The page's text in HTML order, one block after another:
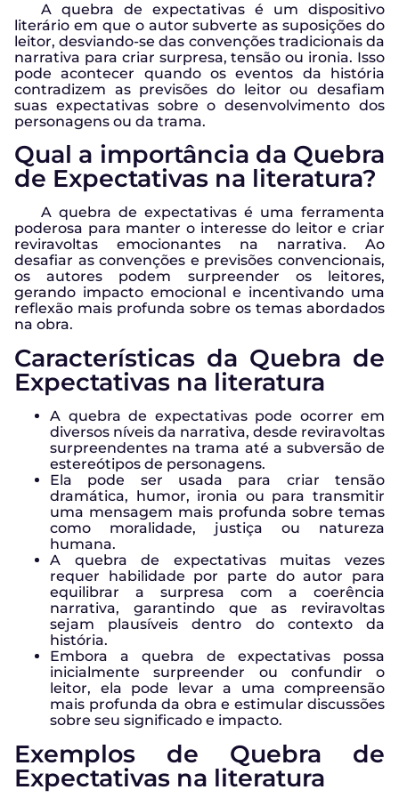
A quebra de expectativas é um dispositivo
literário em que o autor subverte as suposições do
leitor, desviando-se das convenções tradicionais da
narrativa para criar surpresa, tensão ou ironia. Isso
pode acontecer quando os eventos da história
contradizem as previsões do leitor ou desafiam
suas expectativas sobre o desenvolvimento dos
personagens ou da trama.
Qual a importância da Quebra
de Expectativas na literatura?
A quebra de expectativas é uma ferramenta
poderosa para manter o interesse do leitor e criar
reviravoltas emocionantes na narrativa. Ao
desafiar as convenções e previsões convencionais,
os autores podem surpreender os leitores,
gerando impacto emocional e incentivando uma
reflexão mais profunda sobre os temas abordados
na obra.
Características da Quebra de
Expectativas na literatura
A quebra de expectativas pode ocorrer em
diversos níveis da narrativa, desde reviravoltas
surpreendentes na trama até a subversão de
estereótipos de personagens.
Ela pode ser usada para criar tensão
dramática, humor, ironia ou para transmitir
uma mensagem mais profunda sobre temas
como moralidade, justiça ou natureza
humana.
A quebra de expectativas muitas vezes
requer habilidade por parte do autor para
equilibrar a surpresa com a coerência
narrativa, garantindo que as reviravoltas
sejam plausíveis dentro do contexto da
história.
Embora a quebra de expectativas possa
inicialmente surpreender ou confundir o
leitor, ela pode levar a uma compreensão
mais profunda da obra e estimular discussões
sobre seu significado e impacto.
Exemplos de Quebra de
Expectativas na literatura